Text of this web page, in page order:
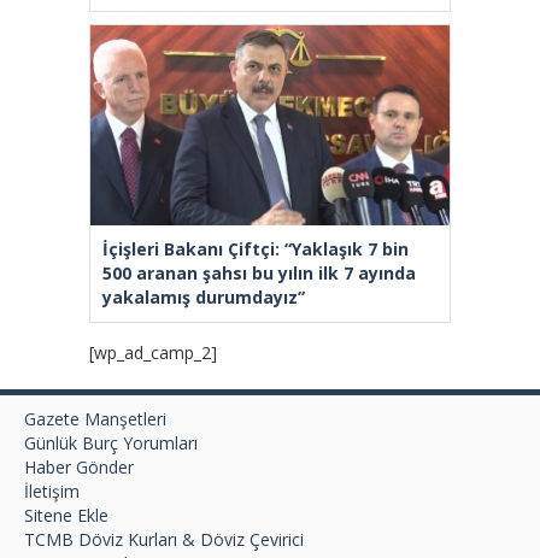
İçişleri Bakanı Çiftçi: “Yaklaşık 7 bin
500 aranan şahsı bu yılın ilk 7 ayında
yakalamış durumdayız”
[wp_ad_camp_2]
Gazete Manşetleri
Günlük Burç Yorumları
Haber Gönder
İletişim
Sitene Ekle
TCMB Döviz Kurları & Döviz Çevirici